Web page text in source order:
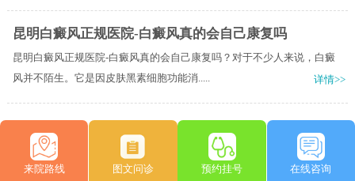
昆明白癜风正规医院-白癜风真的会自己康复吗
昆明白癜风正规医院-白癜风真的会自己康复吗？对于不少人来说，白癜
风并不陌生。它是因皮肤黑素细胞功能消.....
详情>>
来院路线 图文问诊 预约挂号 在线咨询